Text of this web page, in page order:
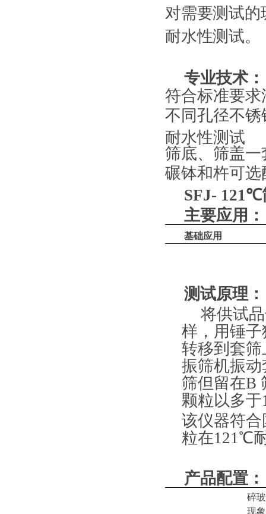
对需要测试
耐水性测试。
专业技术：
符合标准要
不同孔径不
耐水性测试
筛底、筛盖
碾钵和杵可
SFJ- 121℃
主要应用：
基础应用
测试原理：
将供试
样，用锤
转移到套
振筛机振
筛但留在B
颗粒以多
该仪器符
粒在121℃
产品配置：
碎
现